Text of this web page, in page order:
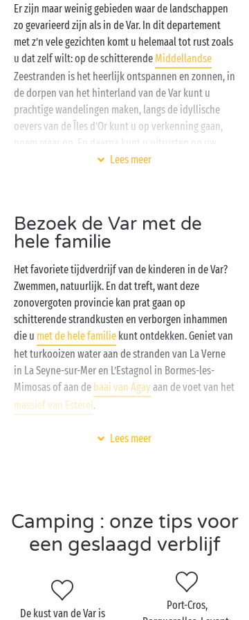
Er zijn maar weinig gebieden waar de landschappen
zo gevarieerd zijn als in de Var. In dit departement
met z’n vele gezichten komt u helemaal tot rust zoals
u dat zelf wilt: op de schitterende Middellandse
Zeestranden is het heerlijk ontspannen en zonnen, in
de dorpen van het hinterland van de Var kunt u
prachtige wandelingen maken, langs de idyllische
oevers van de Îles d’Or kunt u op verkenning gaan,
noem maar op. En daarna kunt u uitrusten op uw
5-sterrencamping.
huren, en onder de zon van de Provence volop
genieten van het mooie leven.
vakantie in alle vrijheid.
Lees meer
Bezoek de Var met de
hele familie
Het favoriete tijdverdrijf van de kinderen in de Var?
Zwemmen, natuurlijk. En dat treft, want deze
zonovergoten provincie kan prat gaan op
schitterende strandkusten en verborgen inhammen
die u met de hele familie kunt ontdekken. Geniet van
het turkooizen water aan de stranden van La Verne
in La Seyne-sur-Mer en L’Estagnol in Bormes-les-
Mimosas of aan de baai van Agayaan de voet van het
massief van Estérel.
Zin om het ruime sop te kiezen? Zet dan maar koers
en hun adembenemend mooie omgeving.
Bezoek de Var met z’n
tweetjes
Lees meer
Camping : onze tips voor
een geslaagd verblijf
De kust van de Var is
Port-Cros,